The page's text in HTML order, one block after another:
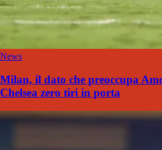
News
Milan, il dato che preoccupa
Chelsea zero tiri in porta